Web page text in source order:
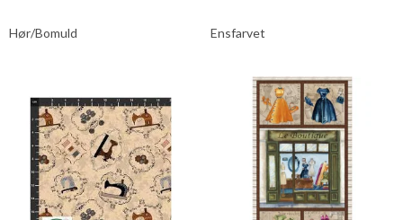
Hør/Bomuld Ensfarvet